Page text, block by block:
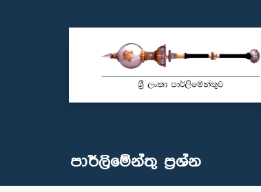
පාර්ලි‌මේන්තු‌ ප්‍රශ්න